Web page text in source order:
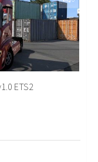
ETS2